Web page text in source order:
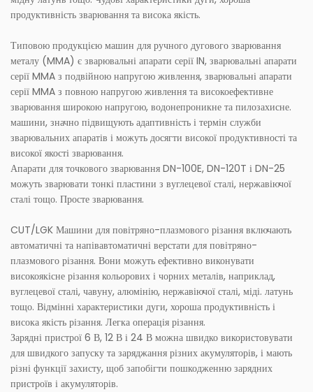
продуктивність зварювання та висока якість.
Типовою продукцією машин для ручного дугового зварювання
металу (MMA) є зварювальні апарати серії IN, зварювальні апарати
серії MMA з подвійною напругою живлення, зварювальні апарати
серії MMA з повною напругою живлення та високоефективне
зварювання широкою напругою, водонепроникне та пилозахисне.
машини, значно підвищують адаптивність і термін служби
зварювальних апаратів і можуть досягти високої продуктивності та
високої якості зварювання.
Апарати для точкового зварювання DN-100E, DN-120T і DN-25
можуть зварювати тонкі пластини з вуглецевої сталі, нержавіючої
сталі тощо. Просте зварювання.
CUT/LGK Машини для повітряно-плазмового різання включають
автоматичні та напівавтоматичні верстати для повітряно-
плазмового різання. Вони можуть ефективно виконувати
високоякісне різання кольорових і чорних металів, наприклад,
вуглецевої сталі, чавуну, алюмінію, нержавіючої сталі, міді. латунь
тощо. Відмінні характеристики дуги, хороша продуктивність і
висока якість різання. Легка операція різання.
Зарядні пристрої 6 В, 12 В і 24 В можна швидко використовувати
для швидкого запуску та заряджання різних акумуляторів, і мають
різні функції захисту, щоб запобігти пошкодженню зарядних
пристроїв і акумуляторів.